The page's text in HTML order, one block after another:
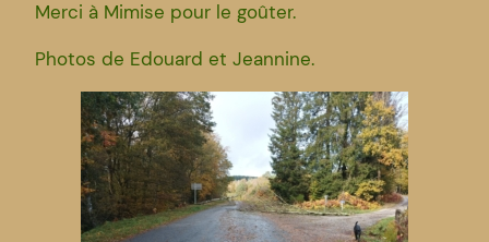
Merci à Mimise pour le goûter.
Photos de Edouard et Jeannine.